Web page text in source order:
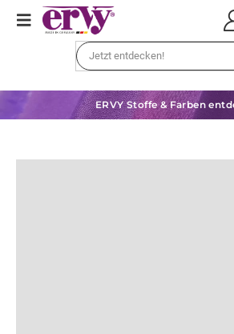
ERVY Stoffe & Farben